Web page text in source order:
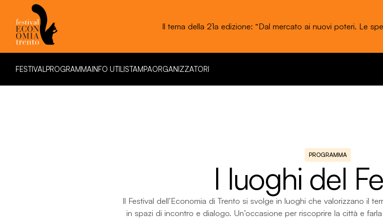
Festival dell'Economia di Trento 20 - 24
FESTIVALPROGRAMMAINFO UTILISTAMPAORGANIZZATORI
PROGRAMMA
I luoghi del
Il Festival dell’Economia di Trento si svolge in luoghi che valorizzano il
in spazi di incontro e dialogo. Un’occasione per riscoprire la città e